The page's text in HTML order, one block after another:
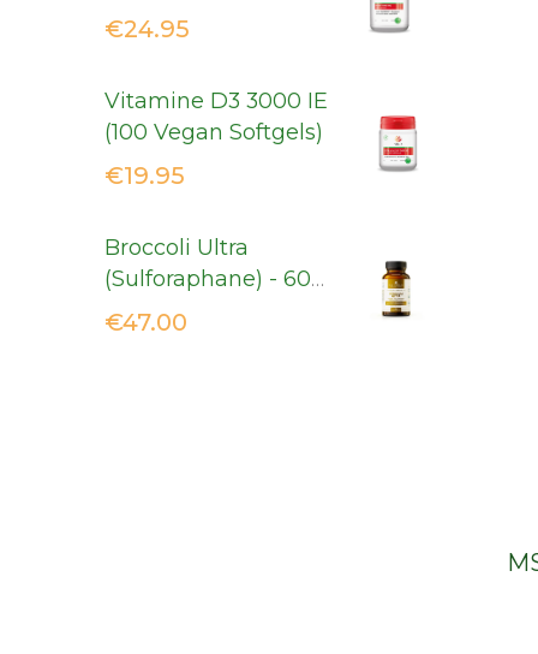
€24.95
Vitamine D3 3000 IE
(100 Vegan Softgels)
€19.95
Broccoli Ultra
(Sulforaphane) - 60
Vcaps
€47.00